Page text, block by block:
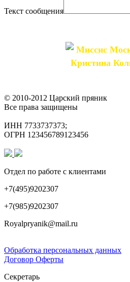
Текст сообщения
Миссис
Кристина
© 2010-2012 Царский пряник
Все права защищены
ИНН 7733737373;
ОГРН 123456789123456
Отдел по работе с клиентами
+7(495)9202307
+7(985)9202307
Royalpryanik@mail.ru
Обработка персональных данных
Договор Оферты
Секретарь